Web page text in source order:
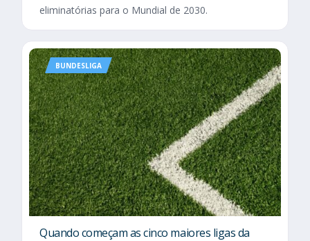
eliminatórias para o Mundial de 2030.
BUNDESLIGA
Quando começam as cinco maiores ligas da